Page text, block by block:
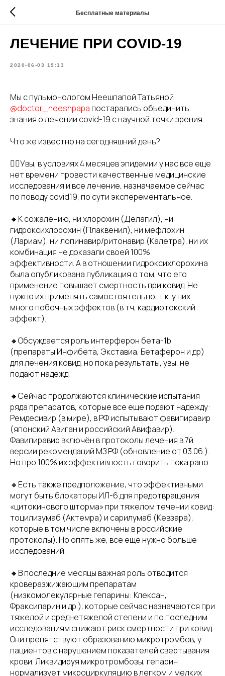
Бесплатные материалы
ЛЕЧЕНИЕ ПРИ COVID-19
2020-06-03 19:13
Мы с пульмонологом Неешпапой Татьяной
@doctor_neeshpapa постарались объединить
знания о лечении covid-19 с научной точки зрения.
Что же известно на сегодняшний день?
🤷‍♀️Увы, в условиях 4 месяцев эпидемии у нас все еще
нет времени провести качественные медицинские
исследования и все лечение, назначаемое сейчас
по поводу covid19, по сути эксперементальное.
🔸К сожалению, ни хлорохин (Делагил), ни
гидроксихлорохин (Плаквенил), ни мефлохин
(Лариам), ни лопинавир/ритонавир (Калетра), ни их
комбинация не доказали своей 100%
эффективности. А в отношении гидроксихлорохина
была опубликована публикация о том, что его
применение повышает смертность при ковид. Не
нужно их применять самостоятельно, т.к. у них
много побочных эффектов (в тч, кардиотокский
эффект).
🔸Обсуждается роль интерферон бета-1b
(препараты Инфибета, Экставиа, Бетаферон и др)
для лечения ковид, но пока результаты, увы, не
подают надежд.
🔸Сейчас продолжаются клинические испытания
ряда препаратов, которые все еще подают надежду:
Ремдесивир (в мире), в РФ испытывают фавипиравир
(японский Авиган и российский Авифавир).
Фавипиравир включён в протоколы лечения в 7й
версии рекомендаций МЗ РФ (обновление от 03.06.).
Но про 100% их эффективность говорить пока рано.
🔸Есть также предположение, что эффективными
могут быть блокаторы ИЛ-6 для предотвращения
«цитокинового шторма» при тяжелом течении ковид:
тоцилизумаб (Актемра) и сарилумаб (Кевзара),
которые в том числе включены в российские
протоколы). Но опять же, все еще нужно больше
исследований.
🔸В последние месяцы важная роль отводится
кроверазжижающим препаратам
(низкомолекулярные гепарины: Клексан,
Фраксипарин и др.), которые сейчас назначаются при
тяжелой и среднетяжелой степени и по последним
исследованиям снижают риск смертности при ковид.
Они препятствуют образованию микротромбов, у
пациентов с нарушением показателей свертывания
крови. Ликвидируя микротромбозы, гепарин
нормализует микроциркуляцию в легком и мелких